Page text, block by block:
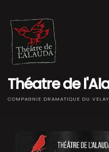
Théatre de
COMPAGNIE DRAMATIQUE DU VELAY